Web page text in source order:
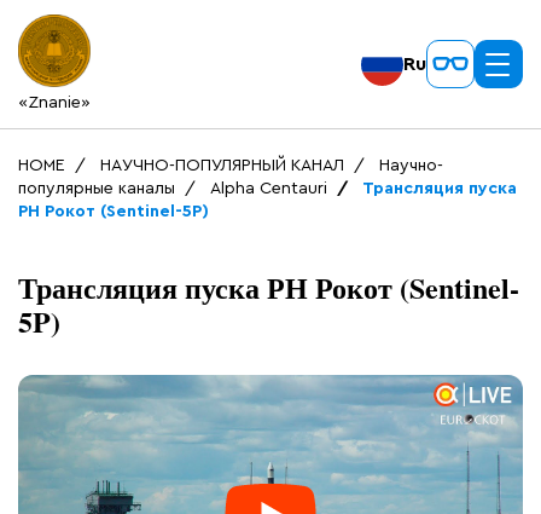
«Znanie»
Ru
HOME НАУЧНО-ПОПУЛЯРНЫЙ КАНАЛ
Научно-
популярные каналы
Alpha Centauri
Трансляция пуска
РН Рокот (Sentinel-5P)
Трансляция пуска РН Рокот (Sentinel-
5P)